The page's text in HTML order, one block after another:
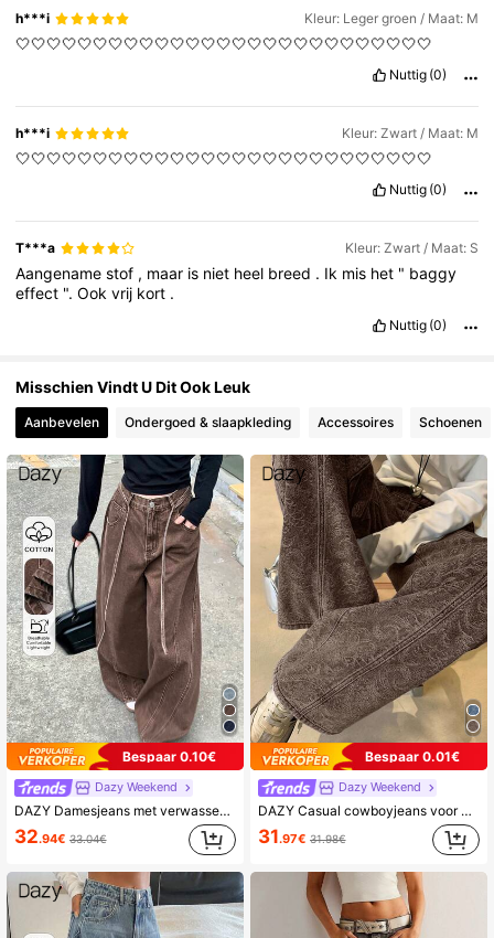
h***i Kleur: Leger groen / Maat: M
🤍🤍🤍🤍🤍🤍🤍🤍🤍🤍🤍🤍🤍🤍🤍🤍🤍🤍🤍🤍🤍🤍🤍🤍🤍🤍🤍
Nuttig (0)
h***i Kleur: Zwart / Maat: M
🤍🤍🤍🤍🤍🤍🤍🤍🤍🤍🤍🤍🤍🤍🤍🤍🤍🤍🤍🤍🤍🤍🤍🤍🤍🤍🤍
Nuttig (0)
T***a Kleur: Zwart / Maat: S
Aangenamestof , maar is niet heel breed . Ik mis het " baggy
effect ".Ookvrij kort .
Nuttig (0)
Misschien Vindt U Dit Ook Leuk
Aanbevelen Ondergoed & slaapkleding Accessoires Schoenen
Bespaar 0.10€
Dazy Weekend
DAZY Damesjeans met verwassen look en strikdetail, casual streetstyle, herfst/winter
32.94€ 33.04€
Bespaar 0.01€
Dazy Weekend
DAZY Casual cowboyjeans voor dames in Koreaanse stijl, gewassen, losse pasvorm, school
31.97€ 31.98€